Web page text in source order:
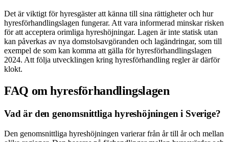
Det är viktigt för hyresgäster att känna till sina rättigheter och hur
hyresförhandlingslagen fungerar. Att vara informerad minskar risken
för att acceptera orimliga hyreshöjningar. Lagen är inte statisk utan
kan påverkas av nya domstolsavgöranden och lagändringar, som till
exempel de som kan komma att gälla för hyresförhandlingslagen
2024. Att följa utvecklingen kring hyresförhandling regler är därför
klokt.
FAQ om hyresförhandlingslagen
Vad är den genomsnittliga hyreshöjningen i Sverige?
Den genomsnittliga hyreshöjningen varierar från år till år och mellan